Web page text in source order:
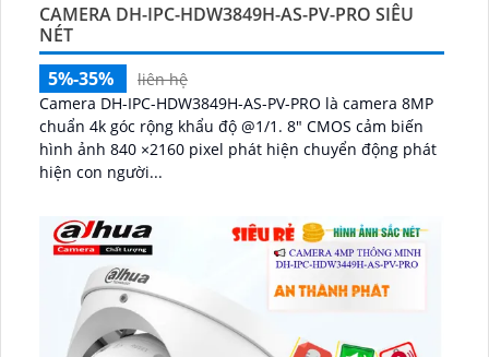
CAMERA DH-IPC-HDW3849H-AS-PV-PRO SIÊU
NÉT
5%-35%
liên hệ
Camera DH-IPC-HDW3849H-AS-PV-PRO là camera 8MP
chuẩn 4k góc rộng khẩu độ @1/1. 8" CMOS cảm biến
hình ảnh 840 ×2160 pixel phát hiện chuyển động phát
hiện con người...